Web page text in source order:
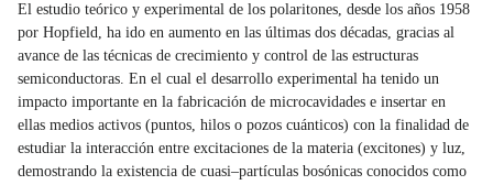
El estudio teórico y experimental de los polaritones, desde los años 1958
por Hopfield, ha ido en aumento en las últimas dos décadas, gracias al
avance de las técnicas de crecimiento y control de las estructuras
semiconductoras. En el cual el desarrollo experimental ha tenido un
impacto importante en la fabricación de microcavidades e insertar en
ellas medios activos (puntos, hilos o pozos cuánticos) con la finalidad de
estudiar la interacción entre excitaciones de la materia (excitones) y luz,
demostrando la existencia de cuasi–partículas bosónicas conocidos como